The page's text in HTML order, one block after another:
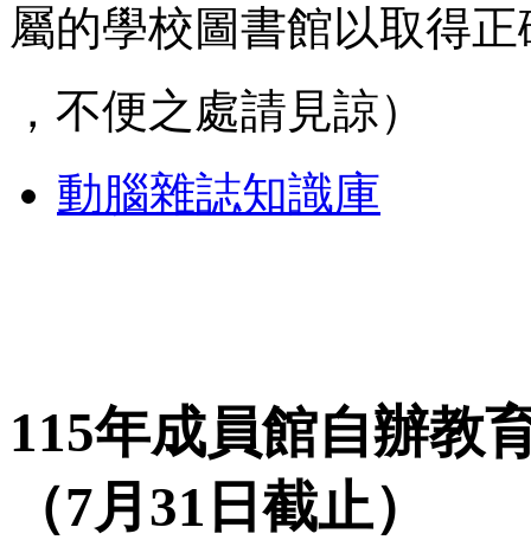
屬的學校圖書館以取得
，不便之處請見諒）
動腦雜誌知識庫
115年成員館自辦教
（7月31日截止）